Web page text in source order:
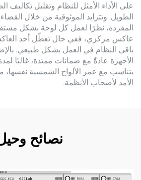
على الأداء الأمثل للنظام وتقليل تكاليف
الطويل. وتتزايد الموثوقية من خلال
المفردة، نظرًا لعمل كل لوحة بشكل
عاكس مركزي، ففي حال تعطّل أحد
باقي النظام في العمل بشكل طبيعي.
يتناسب مع عمر الألواح الشمسية نفسها،
الأمد لأصحاب الأنظمة.
نصائح